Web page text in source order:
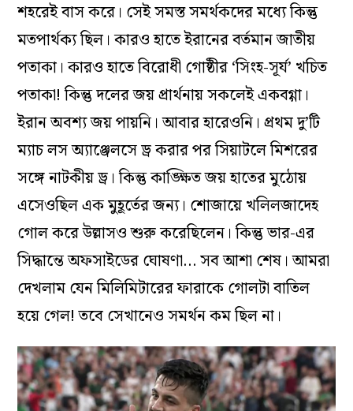
শহরেই বাস করে। সেই সমস্ত সমর্থকদের মধ্যে কিন্তু
মতপার্থক্য ছিল। কারও হাতে ইরানের বর্তমান জাতীয়
পতাকা। কারও হাতে বিরোধী গোষ্ঠীর ‘সিংহ-সূর্য’ খচিত
পতাকা! কিন্তু দলের জয় প্রার্থনায় সকলেই একবগ্গা।
ইরান অবশ্য জয় পায়নি। আবার হারেওনি। প্রথম দু’টি
ম্যাচ লস অ্যাঞ্জেলসে ড্র করার পর সিয়াটলে মিশরের
সঙ্গে নাটকীয় ড্র। কিন্তু কাঙ্ক্ষিত জয় হাতের মুঠোয়
এসেওছিল এক মুহূর্তের জন্য। শোজায়ে খলিলজাদেহ
গোল করে উল্লাসও শুরু করেছিলেন। কিন্তু ভার-এর
সিদ্ধান্তে অফসাইডের ঘোষণা… সব আশা শেষ। আমরা
দেখলাম যেন মিলিমিটারের ফারাকে গোলটা বাতিল
হয়ে গেল! তবে সেখানেও সমর্থন‌ কম ছিল না।